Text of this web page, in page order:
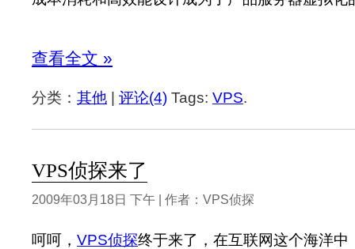
查看全文 »
分类： 其他 评论(4) Tags: VPS.
VPS侦探来了
2009年03月18日 下午 | 作者：VPS侦探
呵呵， VPS侦探终于来了，在互联网这个海洋中